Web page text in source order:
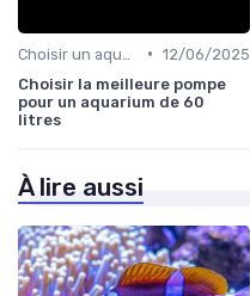
• 12/06/2025
Choisir la meilleure pompe
pour un aquarium de 60
litres
À lire aussi